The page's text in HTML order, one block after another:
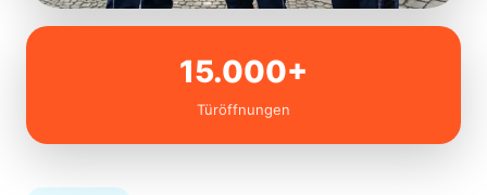
15.000+
Türöffnungen